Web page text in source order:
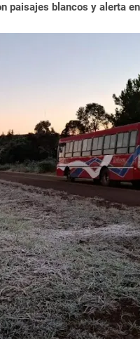
paisajes blancos y alerta